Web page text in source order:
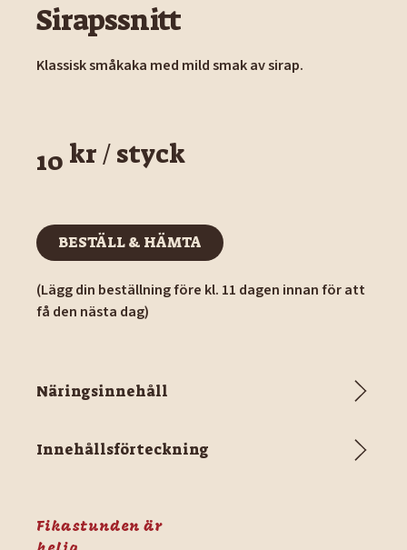
Sirapssnitt
Klassisk småkaka med mild smak av sirap.
10 kr / styck
BESTÄLL & HÄMTA
BESTÄLL & HÄMTA
(Lägg din beställning före kl. 11 dagen innan för att
få den nästa dag)
Näringsinnehåll
Innehållsförteckning
Fikastunden är